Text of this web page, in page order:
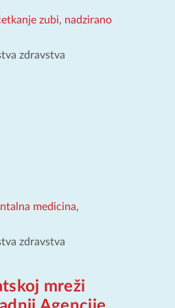
zubi, nadzirano
zdravstva
medicina,
zdravstva
mreži